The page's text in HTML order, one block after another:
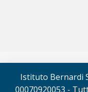
Istituto Bernardi
00070920053 -